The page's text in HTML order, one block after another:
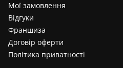
Мої замовлення
Відгуки
Франшиза
Договір оферти
Політика приватності